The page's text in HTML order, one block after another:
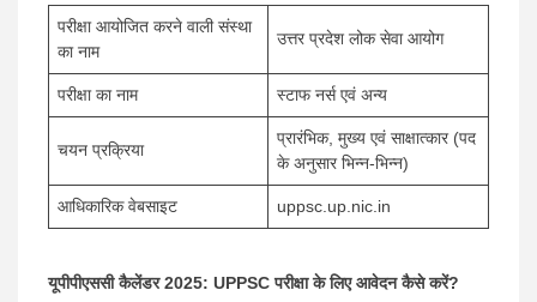
परीक्षा आयोजित करने वाली संस्था
का नाम
उत्तर प्रदेश लोक सेवा आयोग
परीक्षा का नाम स्टाफ नर्स एवं अन्य
चयन प्रक्रिया
प्रारंभिक, मुख्य एवं साक्षात्कार (पद
के अनुसार भिन्न-भिन्न)
आधिकारिक वेबसाइट uppsc.up.nic.in
यूपीपीएससीकैलेंडर 2025: UPPSC परीक्षा के लिए आवेदन कैसे करें?